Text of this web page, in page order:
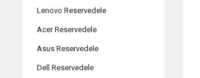
Lenovo Reservedele
Acer Reservedele
Asus Reservedele
Dell Reservedele